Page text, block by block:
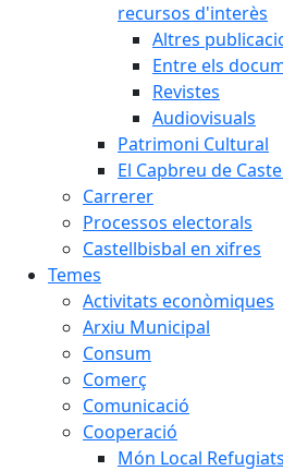
recursos d'interès
Altres
Entre els
Revistes
Audiovisuals
Patrimoni Cultural
El Capbreu de
Carrerer
Processos electorals
Castellbisbal en xifres
Temes
Activitats econòmiques
Arxiu Municipal
Consum
Comerç
Comunicació
Cooperació
Món Local Refugiats